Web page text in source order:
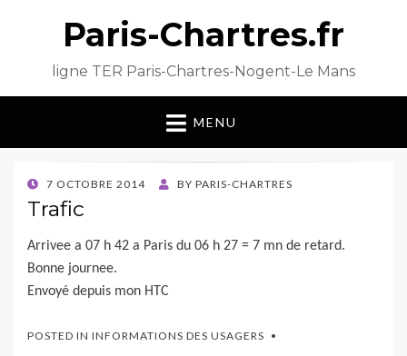
Paris-Chartres.fr
ligne TER Paris-Chartres-Nogent-Le Mans
MENU
POSTED
ON
7 OCTOBRE 2014 BY PARIS-CHARTRES
Trafic
Arrivee a 07 h 42 a Paris du 06 h 27 = 7 mn de retard.
Bonne journee.
Envoyé depuis mon HTC
POSTED IN INFORMATIONS DES USAGERS